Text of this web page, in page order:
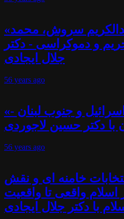
«انتخابات» ایران، عبدالکریم سروش، محمد
و دموکراسی - دکتر
جلال ایجادی
56 years ago
«انتخابات»، توماج، اسرائیل و جنوب لبنان -
با دکتر حسین لاجوردی
56 years ago
خامنه ای و نقش
واقعی تا واقعیت
با دکتر جلال ایجادی